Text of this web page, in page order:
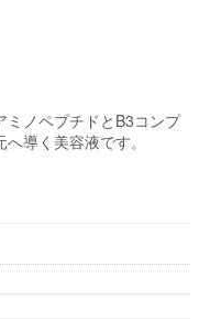
ミノペプチドとB3コンプ
導く美容液です。